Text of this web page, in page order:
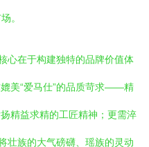
。
心在于构建独特的品牌价值体
美“爱马仕”的品质苛求——精
精益求精的工匠精神；更需淬
壮族的大气磅礴、瑶族的灵动